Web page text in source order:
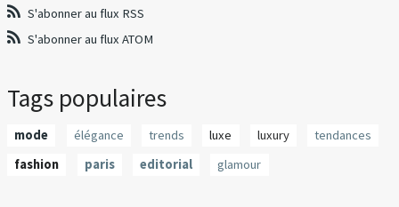
S'abonner au flux RSS
S'abonner au flux ATOM
Tags populaires
mode élégance trends luxe luxury
tendances
fashion
paris editorial glamour